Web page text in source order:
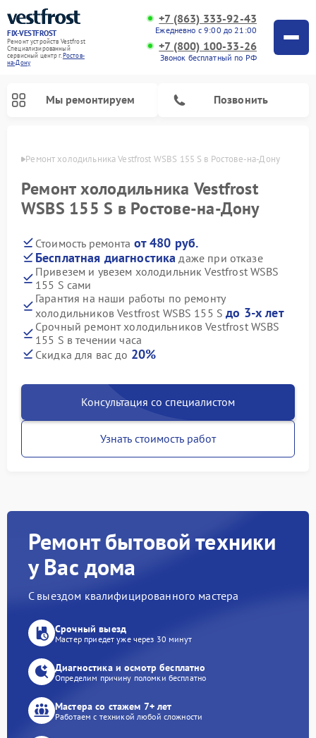
FIX-VESTFROST
Ремонт устройств Vestfrost
Специализированный
cервисный центр г.Ростов-
на-Дону
+7 (863) 333-92-43
Ежедневно с 9:00 до 21:00
+7 (800) 100-33-26
Звонок бесплатный по РФ
Мы ремонтируем Позвонить
Ремонт холодильника Vestfrost WSBS 155 S в Ростове-на-Дону
Ремонт холодильника Vestfrost
WSBS 155 S в Ростове-на-Дону
Стоимость ремонта от 480 руб.
Бесплатная диагностика даже при отказе
Привезем и увезем холодильник Vestfrost WSBS
155 S сами
Гарантия на наши работы по ремонту
холодильников Vestfrost WSBS 155 Sдо 3-х лет
Срочный ремонт холодильников Vestfrost WSBS
155 S в течении часа
Скидка для вас до 20%
Консультация со специалистом
Узнать стоимость работ
Ремонт бытовой техники
у Вас дома
С выездом квалифицированного мастера
Срочный выезд
Мастер приедет уже через 30 минут
Диагностика и осмотр бесплатно
Определим причину поломки бесплатно
Мастера со стажем 7+ лет
Работаем с техникой любой сложности